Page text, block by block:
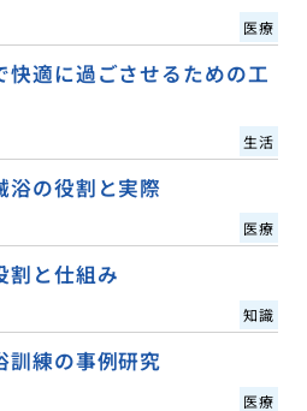
医療
快適に過ごさせるための工
生活
浴の役割と実際
医療
割と仕組み
知識
訓練の事例研究
医療